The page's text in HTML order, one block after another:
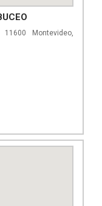
Montevideo,